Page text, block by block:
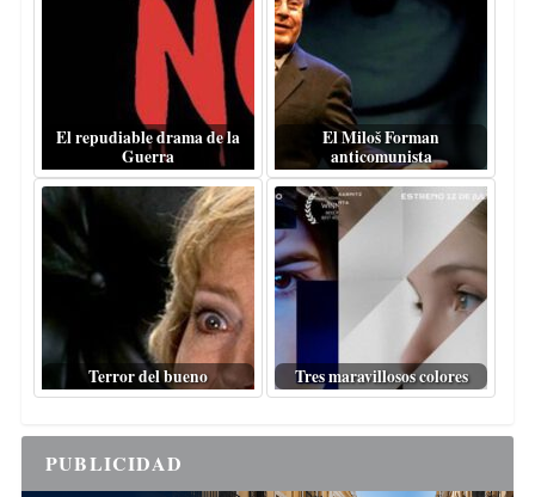
El repudiable drama de la
Guerra
El Miloš Forman
anticomunista
Terror del bueno Tres maravillosos colores
PUBLICIDAD